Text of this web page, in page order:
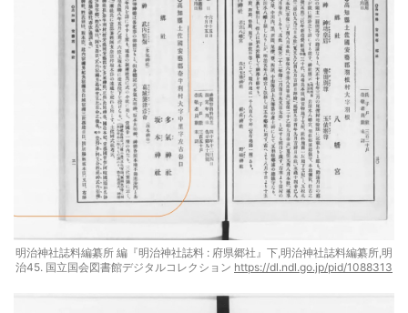
明治神社誌料編纂所 編『明治神社誌料 : 府県郷社』下,明治神社誌料編纂所,明
治45. 国立国会図書館デジタルコレクション https://dl.ndl.go.jp/pid/1088313